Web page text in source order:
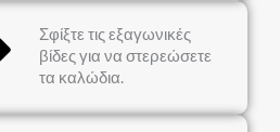
Σφίξτε τις εξαγωνικές
βίδες για να στερεώσετε
τα καλώδια.